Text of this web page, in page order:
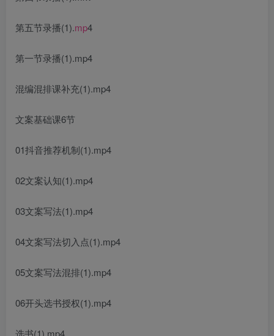
第五节录播(1).mp4
第一节录播(1).mp4
混编混排课补充(1).mp4
文案基础课6节
01抖音推荐机制(1).mp4
02文案认知(1).mp4
03文案写法(1).mp4
04文案写法切入点(1).mp4
05文案写法混排(1).mp4
06开头选书授权(1).mp4
选书(1).mp4